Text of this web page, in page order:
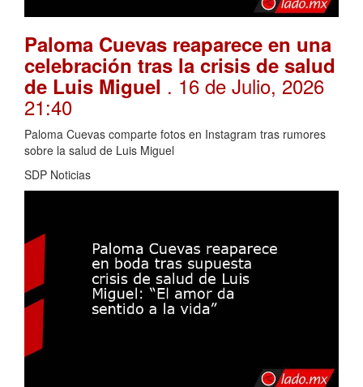
Paloma Cuevas reaparece en una
celebración tras la crisis de salud
de Luis Miguel . 16 de Julio, 2026
21:40
Paloma Cuevas comparte fotos en Instagram tras rumores
sobre la salud de Luis Miguel
SDP Noticias